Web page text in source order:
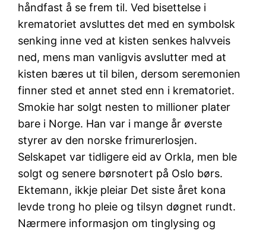
håndfast å se frem til. Ved bisettelse i
krematoriet avsluttes det med en symbolsk
senking inne ved at kisten senkes halvveis
ned, mens man vanligvis avslutter med at
kisten bæres ut til bilen, dersom seremonien
finner sted et annet sted enn i krematoriet.
Smokie har solgt nesten to millioner plater
bare i Norge. Han var i mange år øverste
styrer av den norske frimurerlosjen.
Selskapet var tidligere eid av Orkla, men ble
solgt og senere børsnotert på Oslo børs.
Ektemann, ikkje pleiar Det siste året kona
levde trong ho pleie og tilsyn døgnet rundt.
Nærmere informasjon om tinglysing og